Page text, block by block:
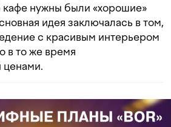
кафе нужны были «хорошие»
идея заключалась в том,
с красивым интерьером
в то же время
ценами.